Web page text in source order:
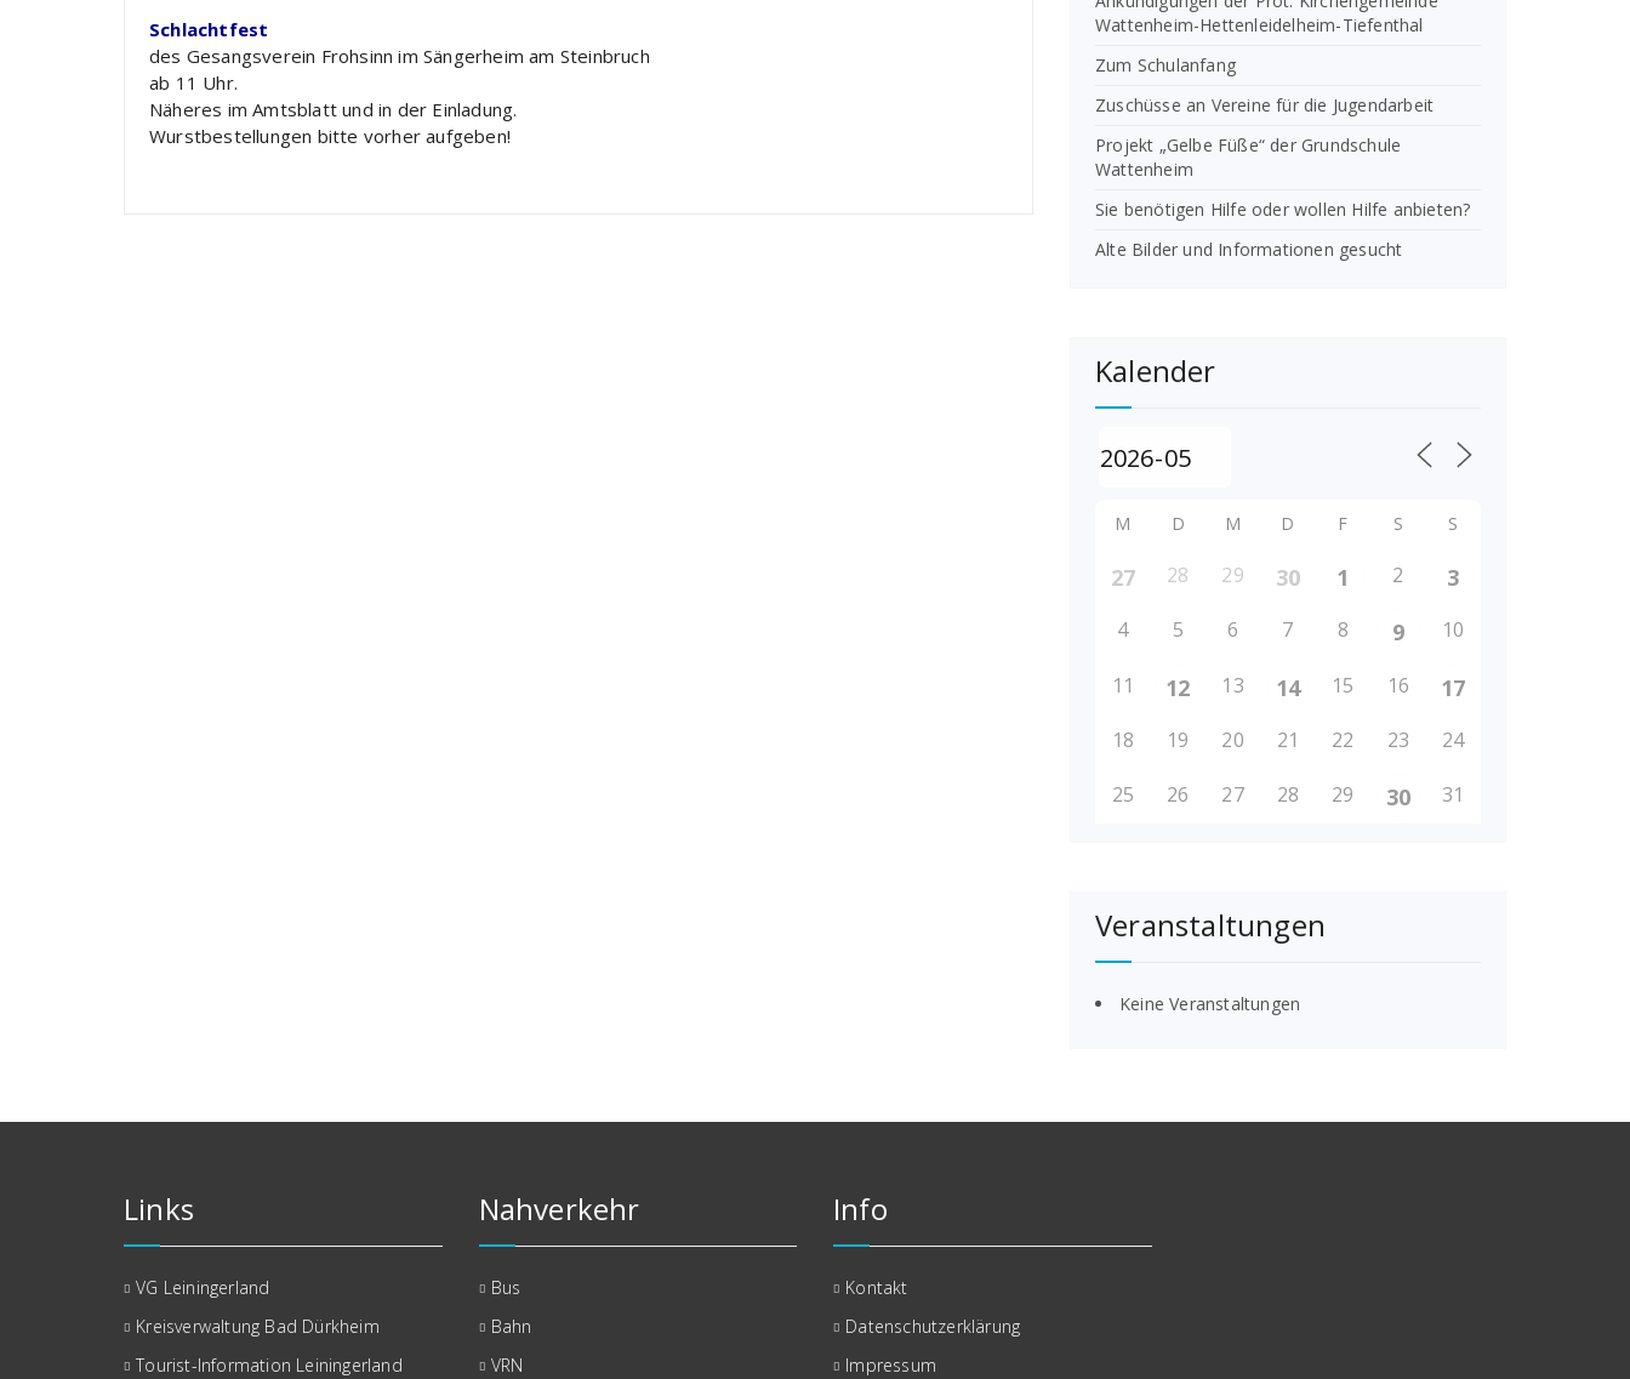
Schlachtfest
des Gesangsverein Frohsinn im Sängerheim am Steinbruch
ab 11 Uhr.
Näheres im Amtsblatt und in der Einladung.
Wurstbestellungen bitte vorher aufgeben!
Wattenheim-Hettenleidelheim-Tiefenthal
Zum Schulanfang
Zuschüsse an Vereine für die Jugendarbeit
Projekt „Gelbe Füße“ der Grundschule
Wattenheim
Sie benötigen Hilfe oder wollen Hilfe anbieten?
Alte Bilder und Informationen gesucht
Kalender
M D M D F S S
27 28 29 30 1 2 3
4 5 6 7 8 9 10
11 12 13 14 15 16 17
18 19 20 21 22 23 24
25 26 27 28 29 30 31
Veranstaltungen
Keine Veranstaltungen
Links
VG Leiningerland
Kreisverwaltung Bad Dürkheim
Tourist-Information Leiningerland
Nahverkehr
Bus
Bahn
VRN
Info
Kontakt
Datenschutzerklärung
Impressum